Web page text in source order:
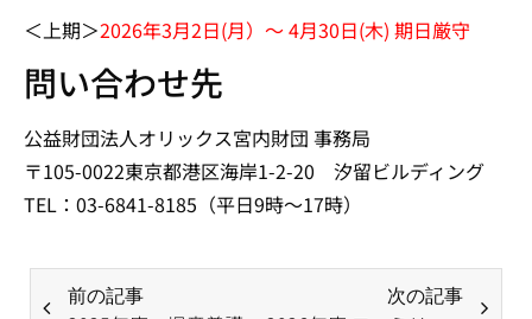
＜上期＞2026年3月2日(月）～ 4月30日(木) 期日厳守
問い合わせ先
公益財団法人オリックス宮内財団 事務局
〒105-0022東京都港区海岸1-2-20 汐留ビルディング
TEL：03-6841-8185（平日9時～17時）
前の記事 次の記事